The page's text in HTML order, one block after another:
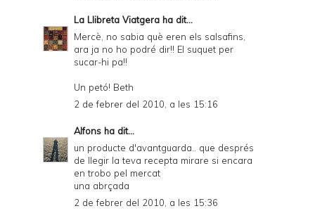
La Llibreta Viatgera ha dit...
Mercè, no sabia què eren els salsafins,
ara ja no ho podré dir!! El suquet per
sucar-hi pa!!
Un petó! Beth
2 de febrer del 2010, a les 15:16
Alfons ha dit...
un producte d'avantguarda.. que després
de llegir la teva recepta mirare si encara
en trobo pel mercat
una abrçada
2 de febrer del 2010, a les 15:36